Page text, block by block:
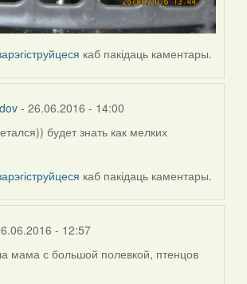
каб пакідаць каментары.
- 26.06.2016 - 14:00
будет знать как мелких
каб пакідаць каментары.
- 12:57
мама с большой полевкой, птенцов